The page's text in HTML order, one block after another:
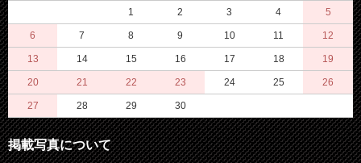
1
2 3 4 5
6 7 8 9 10 11 12
13 14 15 16 17 18 19
20 21 22 23 24 25 26
27 28 29 30
掲載写真について